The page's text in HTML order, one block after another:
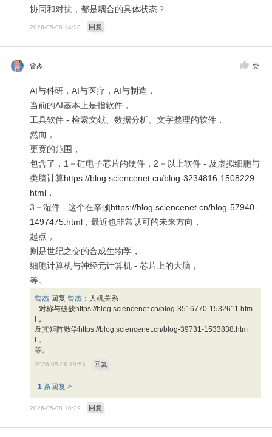
协同和对抗，都是耦合的具体状态？
2026-05-08 14:28 回复
曾杰 赞
AI与科研，AI与医疗，AI与制造，
当前的AI基本上是指软件，
工具软件 - 检索文献、数据分析、文字整理的软件，
然而，
更宽的范围，
包含了，1－硅电子芯片的硬件，2－以上软件 - 及虚拟细胞与
类脑计算https://blog.sciencenet.cn/blog-3234816-1508229.
html
，
3－湿件 - 这个在辛顿 https://blog.sciencenet.cn/blog-57940-
1497475.html
，最近也非常认可的未来方向，
起点，
则是世纪之交的合成生物学，
细胞计算机与神经元计算机 - 芯片上的大脑，
等。
曾杰 回复 曾杰 ： 人机关系
- 对称与破缺https://blog.sciencenet.cn/blog-3516770-1532611.htm
l ，
及其矩阵数学https://blog.sciencenet.cn/blog-39731-1533838.htm
l ，
等。
2026-05-08 19:53 回复
1条回复 >
2026-05-08 10:29 回复